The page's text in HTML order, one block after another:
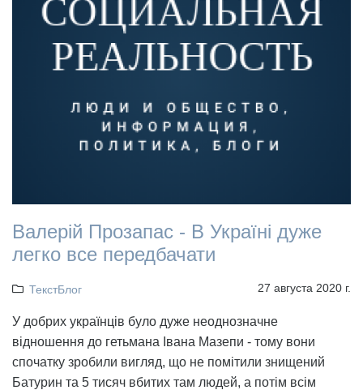
Валерій Прозапас - В Україні дуже
легко все передбачати
ТекстБлог 27 августа 2020 г.
У добрих українців було дуже неоднозначне
відношення до гетьмана Івана Мазепи - тому вони
спочатку зробили вигляд, що не помітили знищений
Батурин та 5 тисяч вбитих там людей, а потім всім